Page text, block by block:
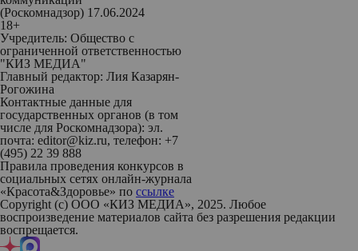
(Роскомнадзор) 17.06.2024
18+
Учредитель: Общество с
ограниченной ответственностью
"КИЗ МЕДИА"
Главный редактор: Лия Казарян-
Рогожина
Контактные данные для
государственных органов (в том
числе для Роскомнадзора): эл.
почта: editor@kiz.ru, телефон: +7
(495) 22 39 888
Правила проведения конкурсов в
социальных сетях онлайн-журнала
«Красота&Здоровье» по ссылке
Copyright (с) ООО «КИЗ МЕДИА», 2025. Любое
воспроизведение материалов сайта без разрешения редакции
воспрещается.